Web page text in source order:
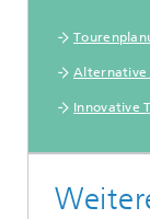
Alternative
Innovative